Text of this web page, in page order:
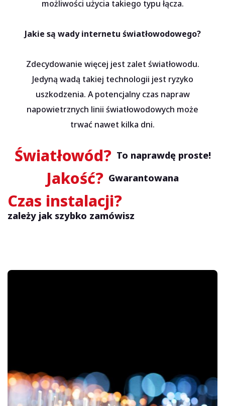
możliwości użycia takiego typu łącza.
Jakie są wady internetu światłowodowego?
Zdecydowanie więcej jest zalet światłowodu.
Jedyną wadą takiej technologii jest ryzyko
uszkodzenia. A potencjalny czas napraw
napowietrznych linii światłowodowych może
trwać nawet kilka dni.
Światłowód? To naprawdę proste!
Jakość? Gwarantowana
Czas instalacji?
zależy jak szybko zamówisz